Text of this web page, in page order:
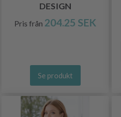
DESIGN
Pris från 204.25 SEK
Se produkt